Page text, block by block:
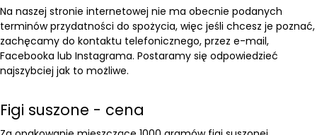
Na naszej stronie internetowej nie ma obecnie podanych
terminów przydatności do spożycia, więc jeśli chcesz je poznać,
zachęcamy do kontaktu telefonicznego, przez e-mail,
Facebooka lub Instagrama. Postaramy się odpowiedzieć
najszybciej jak to możliwe.
Figi suszone - cena